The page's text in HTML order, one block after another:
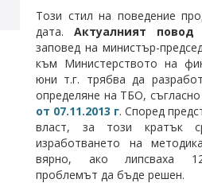
Този стил на поведение
дата. Актуалният повод
заповед на министър-
към Министерството на
юни т.г. трябва да
определяне на ТБО, съгласно
от 07.11.2013 г. Според
власт, за този кратък
изработването на
вярно, ако липсваха
проблемът да бъде решен.